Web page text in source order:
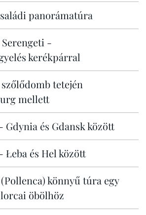
panorámatúra
-
kerékpárral
tetején
mellett
Gdynia és Gdansk között
Łeba és Hel között
könnyű túra egy
öbölhöz